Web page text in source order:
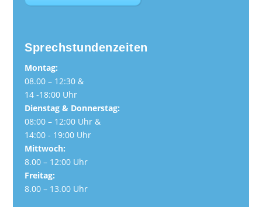
Sprechstundenzeiten
Montag:
08.00 – 12:30 &
14 -18:00 Uhr
Dienstag & Donnerstag:
08:00 – 12:00 Uhr &
14:00 - 19:00 Uhr
Mittwoch:
8.00 – 12:00 Uhr
Freitag:
8.00 – 13.00 Uhr